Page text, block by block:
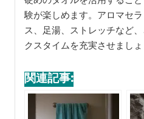
験が楽しめます。アロマセ
ス、足湯、ストレッチなど
クスタイムを充実させましょ
関連記事: